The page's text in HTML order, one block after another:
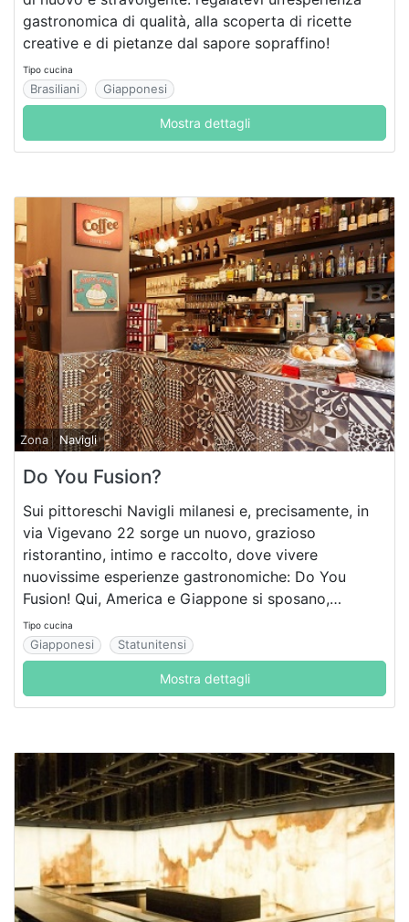
gastronomica di qualità, alla scoperta di ricette
creative e di pietanze dal sapore sopraffino!
Tipo cucina
Brasiliani Giapponesi
Mostra dettagli
Zona Navigli
Do You Fusion?
Sui pittoreschi Navigli milanesi e, precisamente, in
via Vigevano 22 sorge un nuovo, grazioso
ristorantino, intimo e raccolto, dove vivere
nuovissime esperienze gastronomiche: Do You
Fusion! Qui, America e Giappone si sposano,
creando un connubio invincibile.
Tipo cucina
Giapponesi Statunitensi
Mostra dettagli